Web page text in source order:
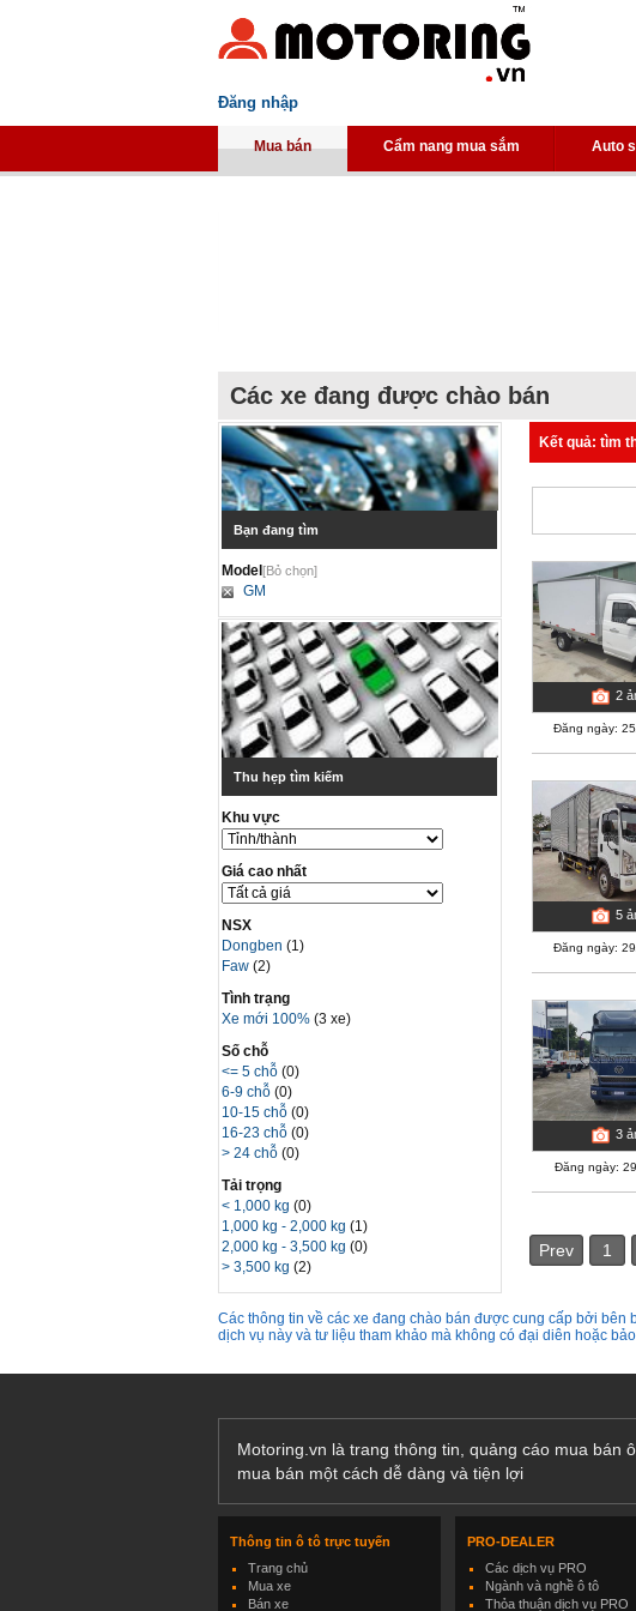
Đăng nhập
Mua bán Cẩm nang mua sắm Auto
Các xe đang được chào bán
Bạn đang tìm
Model[Bỏ chọn]
GM
Thu hẹp tìm kiếm
Khu vực
Giá cao nhất
NSX
Dongben(1)
Faw(2)
Tình trạng
Xe mới 100% (3 xe)
Số chỗ
<= 5 chỗ(0)
6-9 chỗ(0)
10-15 chỗ(0)
16-23 chỗ(0)
> 24 chỗ(0)
Tải trọng
< 1,000 kg(0)
1,000 kg - 2,000 kg(1)
2,000 kg - 3,500 kg(0)
> 3,500 kg(2)
Kết quả: tìm
2
Đăng ngày:
5
Đăng ngày:
3
Đăng ngày:
Prev 1
Các thông tin về các xe đang chào bán được cung cấp bởi bên
dịch vụ này và tư liệu tham khảo mà không có đại diên hoặc
Motoring.vn là trang thông tin, quảng cáo mua
mua bán một cách dễ dàng và tiện lợi
Thông tin ô tô trực tuyến
Trang chủ
Mua xe
Bán xe
PRO-DEALER
Các dịch vụ PRO
Ngành và nghề ô tô
Thỏa thuận dịch vụ PRO